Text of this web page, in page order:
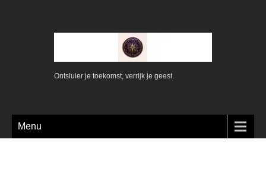
Ontsluier je toekomst, verrijk je geest.
Menu